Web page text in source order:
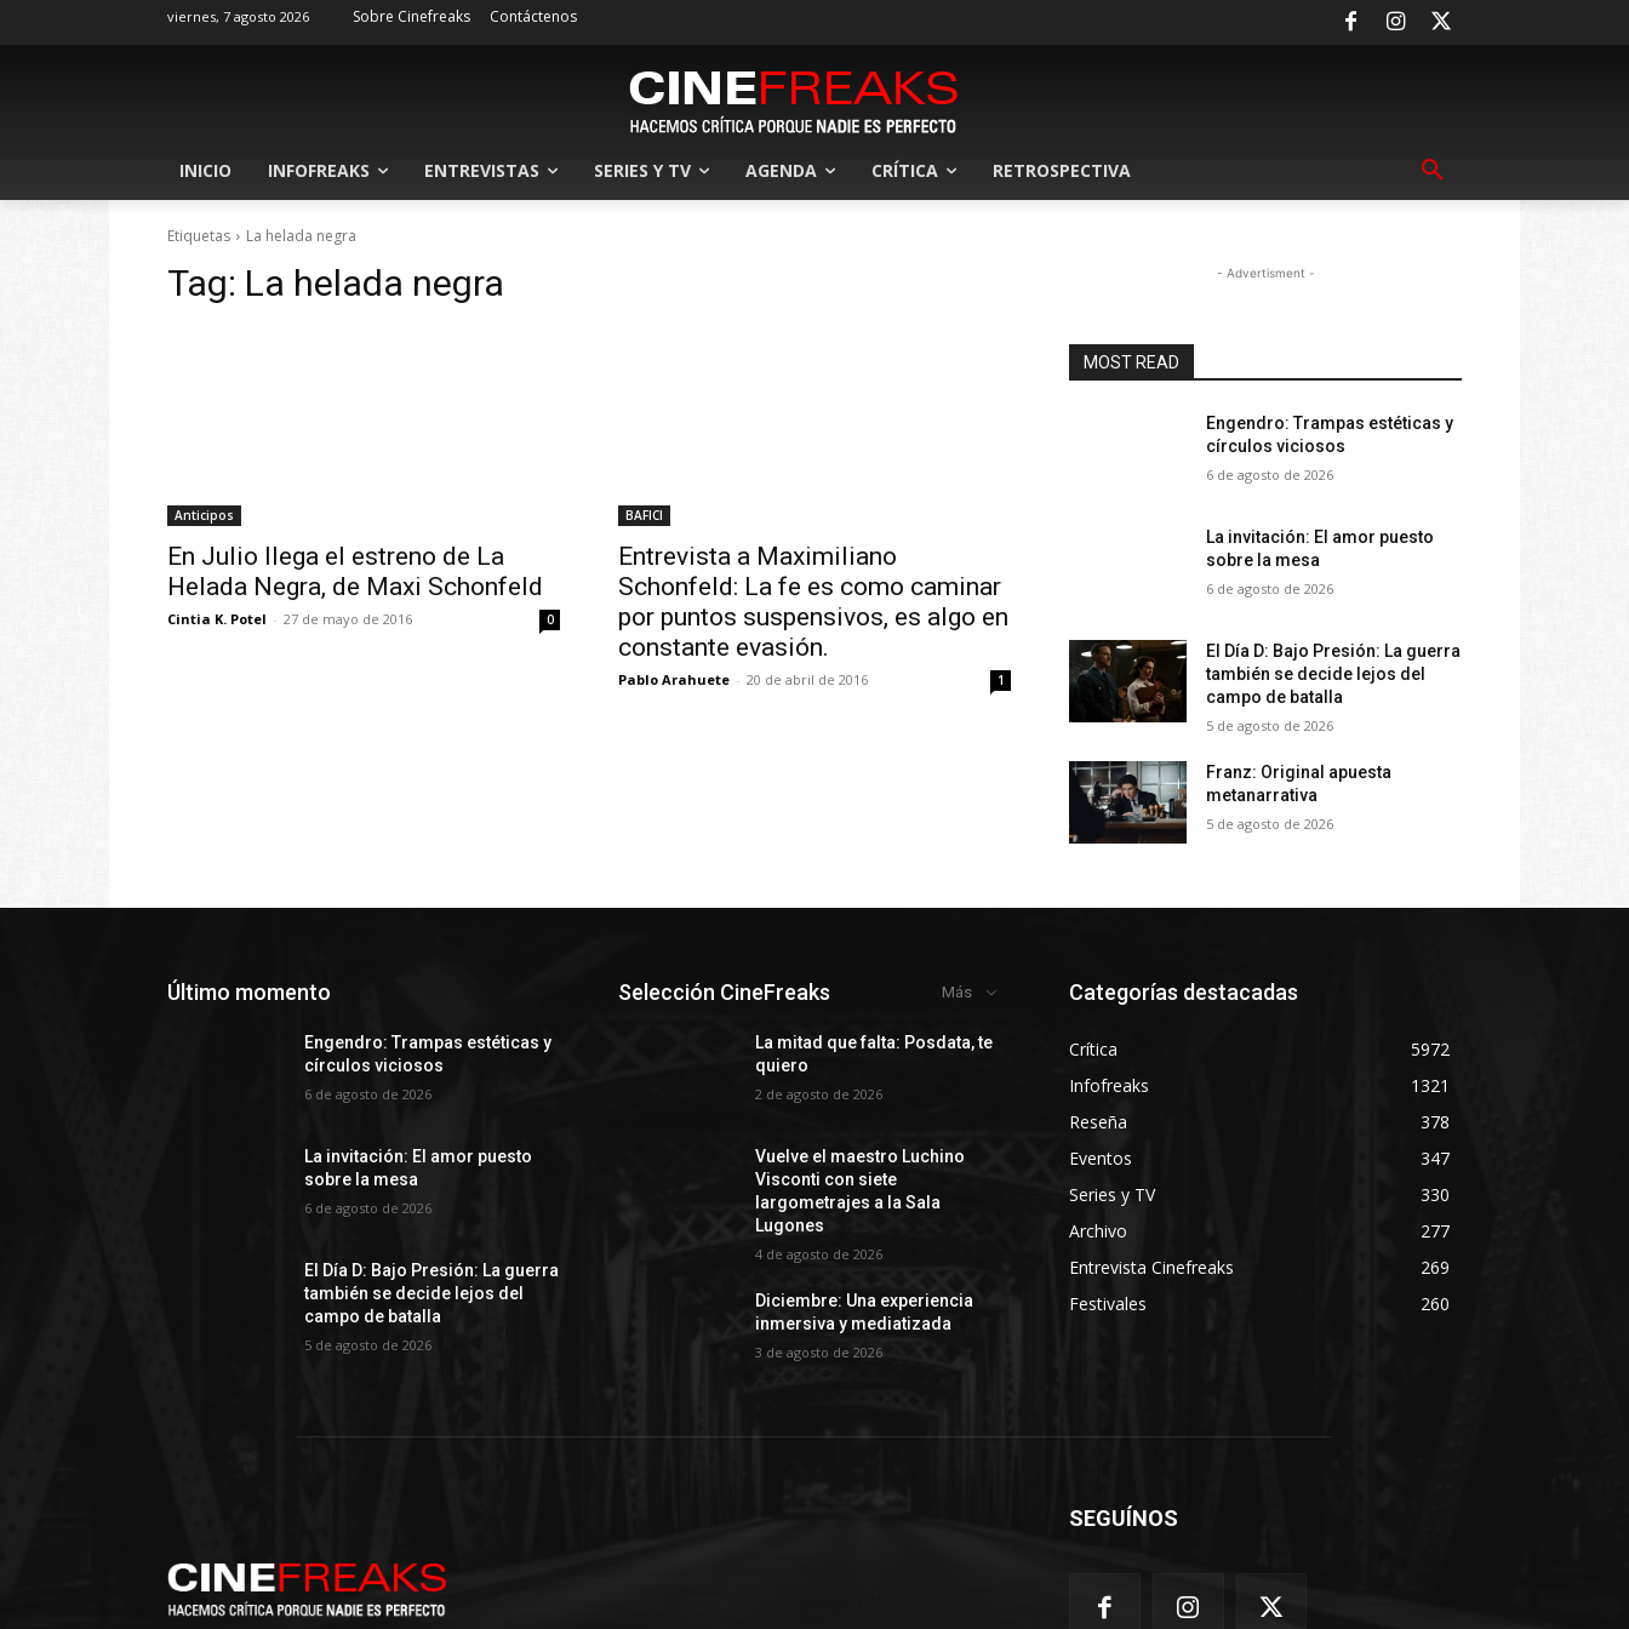
viernes, 7 agosto 2026 Sobre Cinefreaks Contáctenos
INICIO INFOFREAKS ENTREVISTAS SERIES Y TV AGENDA CRÍTICA RETROSPECTIVA
Etiquetas La helada negra
Tag: La helada negra
Anticipos
En Julio llega el estreno de La
Helada Negra, de Maxi Schonfeld
Cintia K. Potel - 27 de mayo de 2016 0
BAFICI
Entrevista a Maximiliano
Schonfeld: La fe es como caminar
por puntos suspensivos, es algo en
constante evasión.
Pablo Arahuete - 20 de abril de 2016 1
- Advertisment -
MOST READ
Engendro: Trampas estéticas y
círculos viciosos
6 de agosto de 2026
La invitación: El amor puesto
sobre la mesa
6 de agosto de 2026
El Día D: Bajo Presión: La guerra
también se decide lejos del
campo de batalla
5 de agosto de 2026
Franz: Original apuesta
metanarrativa
5 de agosto de 2026
Último momento
Engendro: Trampas estéticas y
círculos viciosos
6 de agosto de 2026
La invitación: El amor puesto
sobre la mesa
6 de agosto de 2026
El Día D: Bajo Presión: La guerra
también se decide lejos del
campo de batalla
5 de agosto de 2026
Selección CineFreaks Más
La mitad que falta: Posdata, te
quiero
2 de agosto de 2026
Vuelve el maestro Luchino
Visconti con siete
largometrajes a la Sala
Lugones
4 de agosto de 2026
Diciembre: Una experiencia
inmersiva y mediatizada
3 de agosto de 2026
Categorías destacadas
Crítica
5972
Infofreaks
1321
Reseña
378
Eventos
347
Series y TV
330
Archivo
277
Entrevista Cinefreaks
269
Festivales
260
SEGUÍNOS